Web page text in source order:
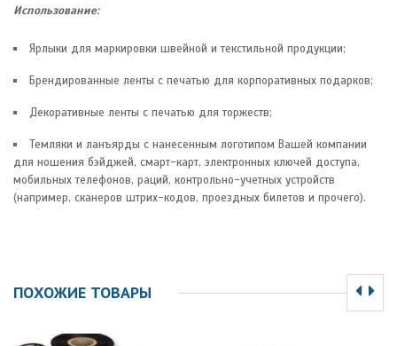
Использование:
Ярлыки для маркировки швейной и текстильной продукции;
Брендированные ленты с печатью для корпоративных подарков;
Декоративные ленты с печатью для торжеств;
Темляки и ланъярды с нанесенным логотипом Вашей компании
для ношения бэйджей, смарт-карт, электронных ключей доступа,
мобильных телефонов, раций, контрольно-учетных устройств
(например, сканеров штрих-кодов, проездных билетов и прочего).
ПОХОЖИЕ ТОВАРЫ